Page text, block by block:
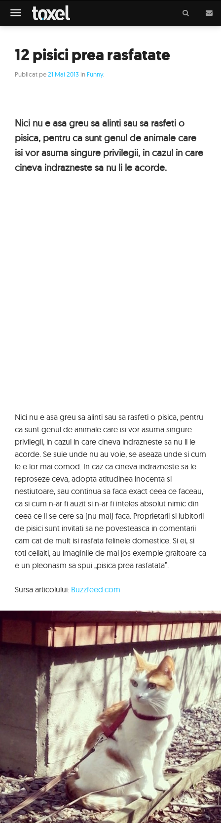
Meniu
12 pisici prea rasfatate
Publicat pe21 Mai 2013 in Funny.
Nici nu e asa greu sa alinti sau sa rasfeti o
pisica, pentru ca sunt genul de animale care
isi vor asuma singure privilegii, in cazul in care
cineva indrazneste sa nu li le acorde.
Nici nu e asa greu sa alinti sau sa rasfeti o pisica, pentru
ca sunt genul de animale care isi vor asuma singure
privilegii, in cazul in care cineva indrazneste sa nu li le
acorde. Se suie unde nu au voie, se aseaza unde si cum
le e lor mai comod. In caz ca cineva indrazneste sa le
reproseze ceva, adopta atitudinea inocenta si
nestiutoare, sau continua sa faca exact ceea ce faceau,
ca si cum n-ar fi auzit si n-ar fi inteles absolut nimic din
ceea ce li se cere sa (nu mai) faca. Proprietarii si iubitorii
de pisici sunt invitati sa ne povesteasca in comentarii
cam cat de mult isi rasfata felinele domestice. Si ei, si
toti ceilalti, au imaginile de mai jos exemple graitoare ca
e un pleonasm sa spui „pisica prea rasfatata”.
Sursa articolului: Buzzfeed.com